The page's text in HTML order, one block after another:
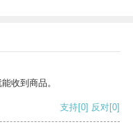
收到商品。
支持[0] 反对[0]